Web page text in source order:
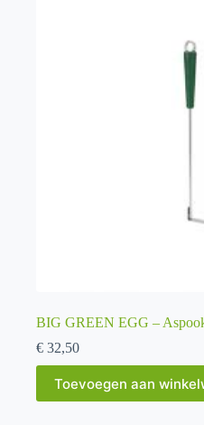
BIG GREEN EGG –
€ 32,50
Toevoegen aan